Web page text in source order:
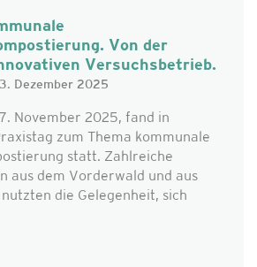
Von der
Versuchsbetrieb.
Dezember 2025
November 2025, fand in
zum Thema kommunale
statt. Zahlreiche
aus dem Vorderwald und aus
die Gelegenheit, sich